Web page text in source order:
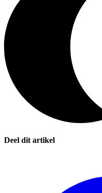
Deel dit artikel